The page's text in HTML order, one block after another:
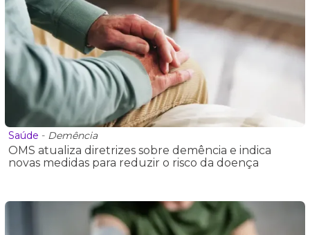
Saúde - Demência
OMS atualiza diretrizes sobre demência e indica
novas medidas para reduzir o risco da doença